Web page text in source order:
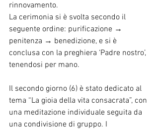
rinnovamento.
La cerimonia si è svolta secondo il
seguente ordine: purificazione →
penitenza → benedizione, e si è
conclusa con la preghiera ‘Padre nostro’,
tenendosi per mano.
Il secondo giorno (6) è stato dedicato al
tema “La gioia della vita consacrata”, con
una meditazione individuale seguita da
una condivisione di gruppo. I